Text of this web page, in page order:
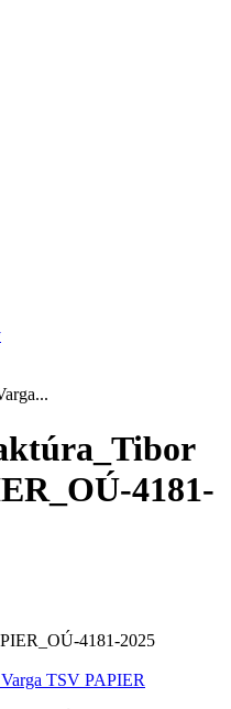
4181-
4181-2025
TSV PAPIER